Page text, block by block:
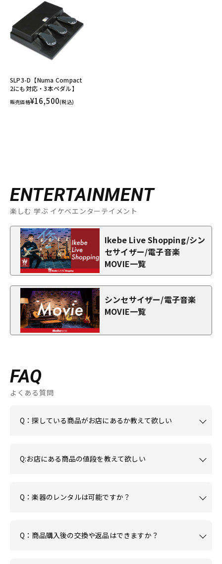
SLP3-D【Numa Compact
2にも対応・3本ペダル】
販売価格¥16,500(税込)
ENTERTAINMENT
楽しむ 学ぶ イケベエンターテイメント
Ikebe Live Shopping/シン
セサイザー/電子音楽
MOVIE一覧
シンセサイザー/電子音楽
MOVIE一覧
FAQ
よくある質問
Q：探している商品がお店にあるか教えて欲しい
Q:お店にある商品の値段を教えて欲しい
Q：楽器のレンタルは可能ですか？
Q：商品購入後の交換や返品はできますか？